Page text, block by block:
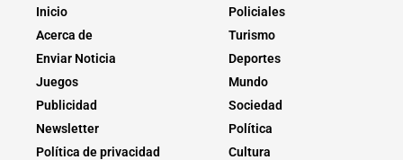
Inicio
Acerca de
Enviar Noticia
Juegos
Publicidad
Newsletter
Política de privacidad
Policiales
Turismo
Deportes
Mundo
Sociedad
Política
Cultura